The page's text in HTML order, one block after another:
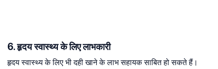
6. हृदय स्वास्थ्य के लिए लाभकारी
हृदय स्वास्थ्य के लिए भी दही खाने के लाभ सहायक साबित हो सकते हैं।